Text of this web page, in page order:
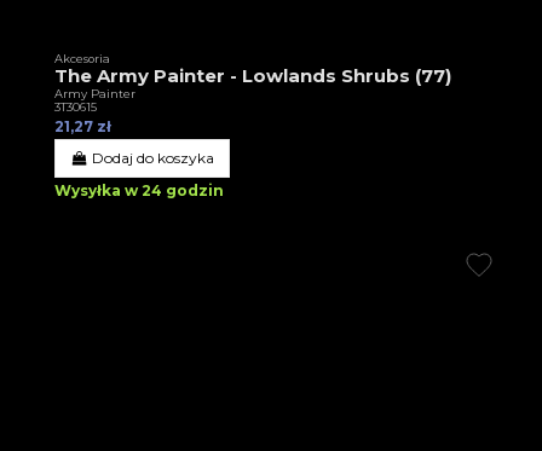
Akcesoria
The Army Painter - Lowlands Shrubs (77)
Army Painter
3T30615
21,27 zł
Dodaj do koszyka
Wysyłka w 24 godzin